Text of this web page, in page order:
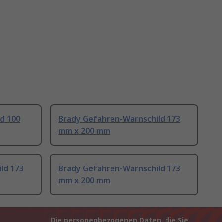
100
Brady Gefahren-Warnschild 173
mm x 200 mm
173
Brady Gefahren-Warnschild 173
mm x 200 mm
Die personenbezogenen Daten, die Sie